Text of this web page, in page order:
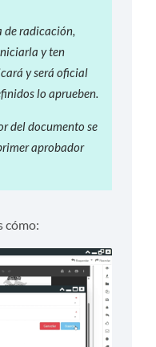
de radicación,
y ten
y será oficial
lo aprueben.
del documento se
aprobador
cómo: